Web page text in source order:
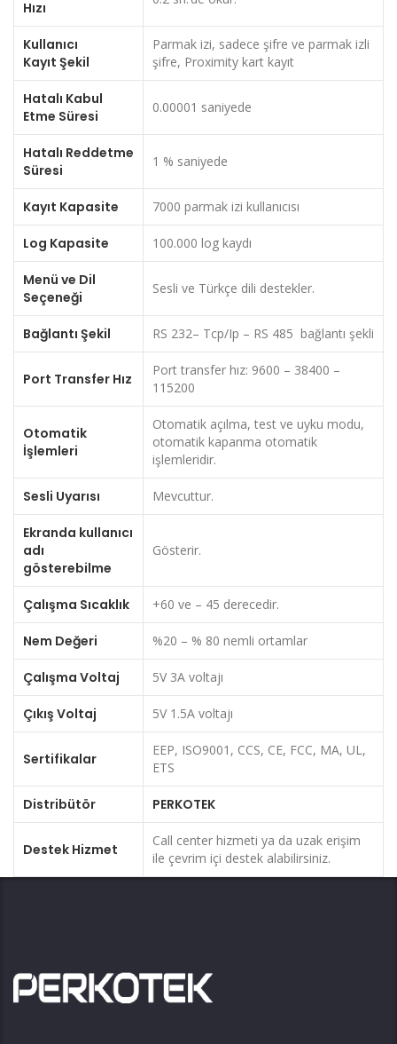
Hızı
Kullanıcı
Kayıt Şekil
Parmak izi, sadece şifre ve parmak izli
şifre, Proximity kart kayıt
Hatalı Kabul
Etme Süresi
0.00001 saniyede
Hatalı Reddetme
Süresi
1 % saniyede
Kayıt Kapasite 7000 parmak izi kullanıcısı
Log Kapasite 100.000 log kaydı
Menü ve Dil
Seçeneği
Sesli ve Türkçe dili destekler.
Bağlantı Şekil RS 232– Tcp/Ip – RS 485 bağlantı şekli
Port Transfer Hız
Port transfer hız: 9600 – 38400 –
115200
Otomatik
İşlemleri
Otomatik açılma, test ve uyku modu,
otomatik kapanma otomatik
işlemleridir.
Sesli Uyarısı Mevcuttur.
Ekranda kullanıcı
adı
gösterebilme
Gösterir.
Çalışma Sıcaklık +60 ve – 45 derecedir.
Nem Değeri %20 – % 80 nemli ortamlar
Çalışma Voltaj 5V 3A voltajı
Çıkış Voltaj 5V 1.5A voltajı
Sertifikalar
EEP, ISO9001, CCS, CE, FCC, MA, UL,
ETS
Distribütör PERKOTEK
Destek Hizmet
Call center hizmeti ya da uzak erişim
ile çevrim içi destek alabilirsiniz.